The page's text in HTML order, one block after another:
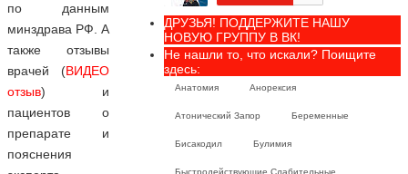
по данным
минздрава РФ. А
также отзывы
врачей (ВИДЕО
отзыв) и
пациентов о
препарате и
пояснения
ДРУЗЬЯ! ПОДДЕРЖИТЕ НАШУ
НОВУЮ ГРУППУ В ВК!
Не нашли то, что искали? Поищите
здесь:
Анатомия Анорексия
Атонический Запор Беременные
Бисакодил Булимия
Быстродействующие Слабительные